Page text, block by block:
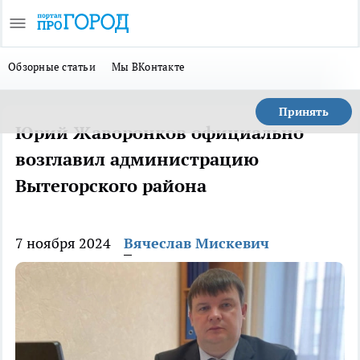
Обзорные статьи Мы ВКонтакте
Принять
Юрий Жаворонков официально
возглавил администрацию
Вытегорского района
7 ноября 2024 Вячеслав Мискевич